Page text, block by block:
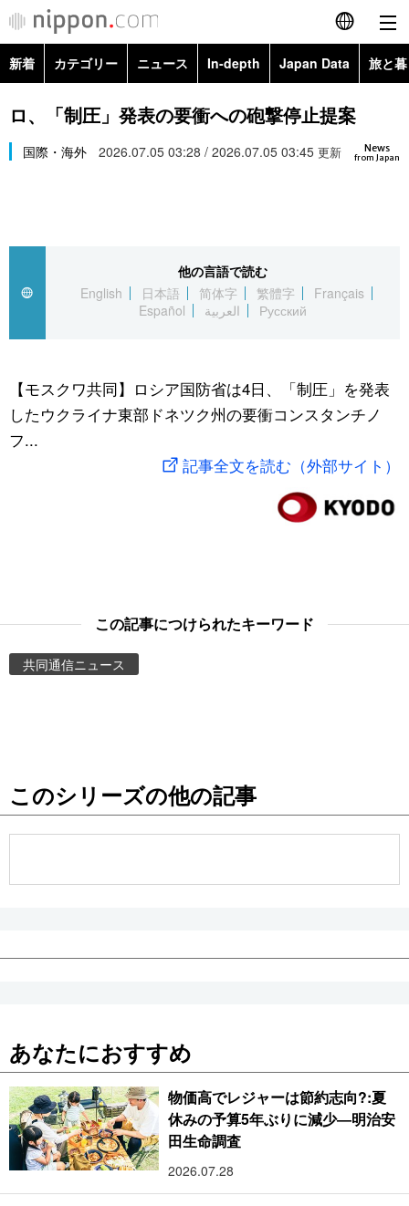
English
简体字
繁體字
العربية
社会
文化
旅と暮らし
動画/Live
お知らせ
新着 カテゴリー ニュース In-depth Japan Data 旅と
政治・外交
経済・ビジネス
社会
文化
科学・技術
暮らし
スポーツ・東京2020
Topics
Images
お知らせ
ロ、「制圧」発表の要衝への砲撃停止提案
News
from Japan
国際・海外 2026.07.05 03:28 / 2026.07.05 03:45 更新
他の言語で読む
English
日本語 简体字 繁體字
Français
Español
العربية Русский
【モスクワ共同】ロシア国防省は4日、「制圧」を発表
したウクライナ東部ドネツク州の要衝コンスタンチノ
フ...
記事全文を読む（外部サイト）
この記事につけられたキーワード
共同通信ニュース
このシリーズの他の記事
あなたにおすすめ
物価高でレジャーは節約志向?:夏
休みの予算5年ぶりに減少―明治安
田生命調査
2026.07.28